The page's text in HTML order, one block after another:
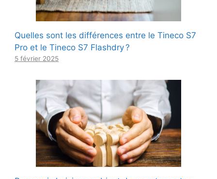
Quelles sont les différences entre le Tineco S7
Pro et le Tineco S7 Flashdry ?
5 février 2025